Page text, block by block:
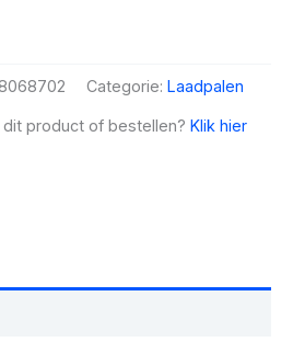
Categorie: Laadpalen
product of bestellen? Klik hier